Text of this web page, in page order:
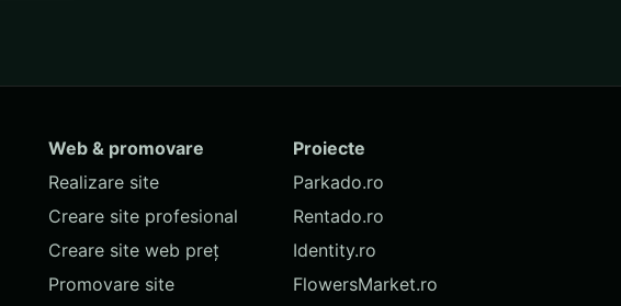
Web & promovare
Realizare site
Creare site profesional
Creare site web preț
Promovare site
Proiecte
Parkado.ro
Rentado.ro
Identity.ro
FlowersMarket.ro